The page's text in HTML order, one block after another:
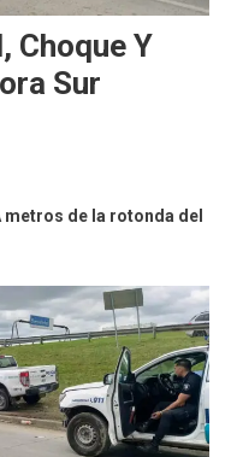
Choque Y
Sur
metros de la rotonda del